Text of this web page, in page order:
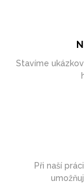
Stavíme
Při naší